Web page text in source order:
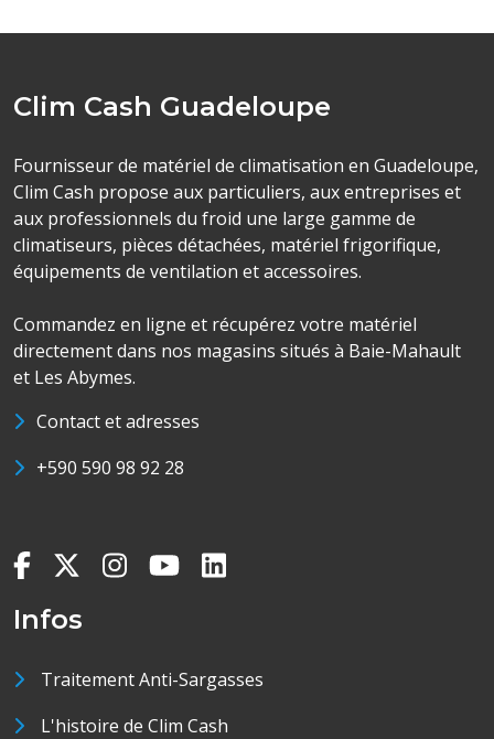
Clim Cash Guadeloupe
Fournisseur de matériel de climatisation en Guadeloupe,
Clim Cash propose aux particuliers, aux entreprises et
aux professionnels du froid une large gamme de
climatiseurs, pièces détachées, matériel frigorifique,
équipements de ventilation et accessoires.
Commandez en ligne et récupérez votre matériel
directement dans nos magasins situés à Baie-Mahault
et Les Abymes.
Contact et adresses
+590 590 98 92 28
Infos
Traitement Anti-Sargasses
L'histoire de Clim Cash